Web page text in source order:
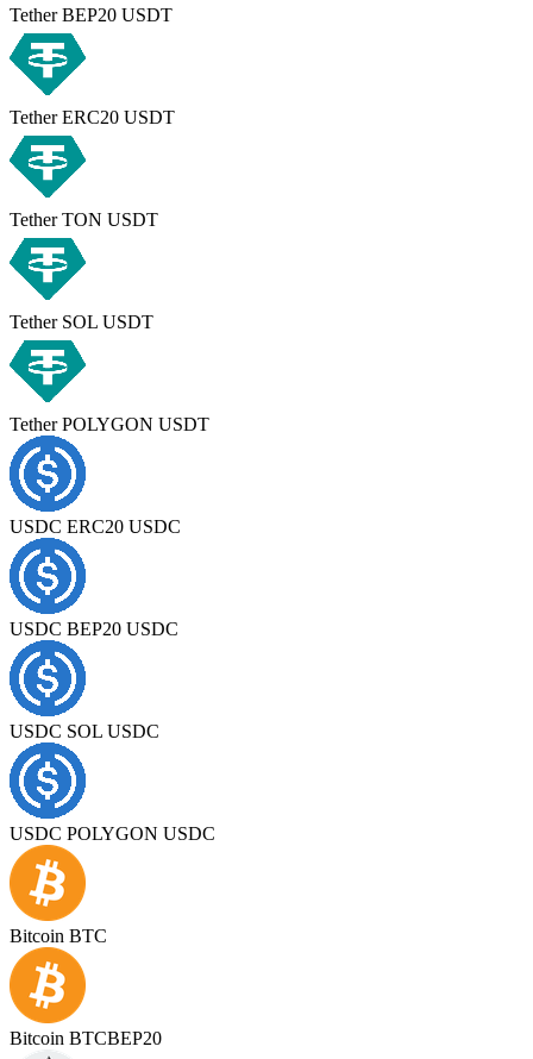
Tether BEP20 USDT
Tether ERC20 USDT
Tether TON USDT
Tether SOL USDT
Tether POLYGON USDT
USDC ERC20 USDC
USDC BEP20 USDC
USDC SOL USDC
USDC POLYGON USDC
Bitcoin BTC
Bitcoin BTCBEP20